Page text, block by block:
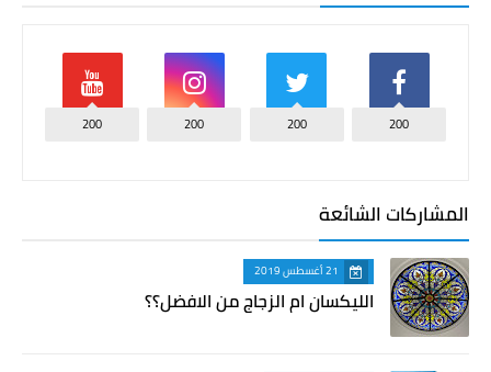
200
200
200
200
المشاركات الشائعة
21 أغسطس 2019
الليكسان ام الزجاج من الافضل؟؟